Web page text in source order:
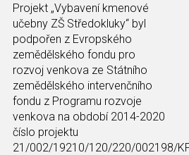
Projekt „Vybavení kmenové
učebny ZŠ Středokluky“ byl
podpořen z Evropského
zemědělského fondu pro
rozvoj venkova ze Státního
zemědělského intervenčního
fondu z Programu rozvoje
venkova na období 2014-2020
číslo projektu
21/002/19210/120/220/002198/